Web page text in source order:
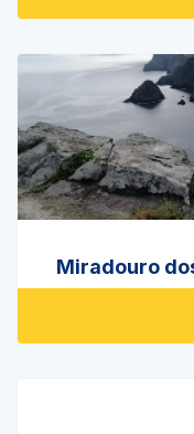
Miradouro